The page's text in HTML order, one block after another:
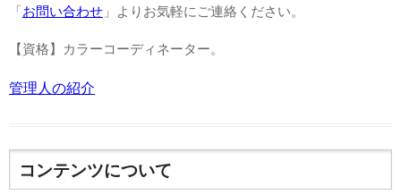
「お問い合わせ 」よりお気軽にご連絡ください。
【資格】カラーコーディネーター。
管理人の紹介
コンテンツについて